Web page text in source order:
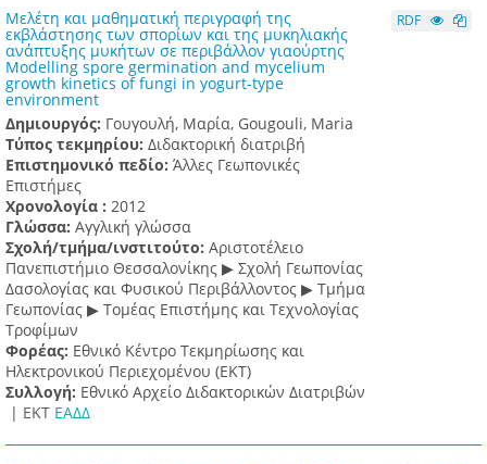
Μελέτη και μαθηματική περιγραφή της
εκβλάστησης των σπορίων και της μυκηλιακής
ανάπτυξης μυκήτων σε περιβάλλον γιαούρτης
Modelling spore germination and mycelium
growth kinetics of fungi in yogurt-type
environment
Δημιουργός: Γουγουλή, Μαρία, Gougouli, Maria
Τύπος τεκμηρίου: Διδακτορική διατριβή
Επιστημονικό πεδίο: Άλλες Γεωπονικές
Επιστήμες
Χρονολογία : 2012
Γλώσσα: Αγγλική γλώσσα
Σχολή/τμήμα/ινστιτούτο: Αριστοτέλειο
Πανεπιστήμιο Θεσσαλονίκης ▶ Σχολή Γεωπονίας
Δασολογίας και Φυσικού Περιβάλλοντος ▶ Τμήμα
Γεωπονίας ▶ Τομέας Επιστήμης και Τεχνολογίας
Τροφίμων
Φορέας: Εθνικό Κέντρο Τεκμηρίωσης και
Ηλεκτρονικού Περιεχομένου (ΕΚΤ)
Συλλογή: Εθνικό Αρχείο Διδακτορικών Διατριβών
| ΕΚΤ ΕΑΔΔ
RDF